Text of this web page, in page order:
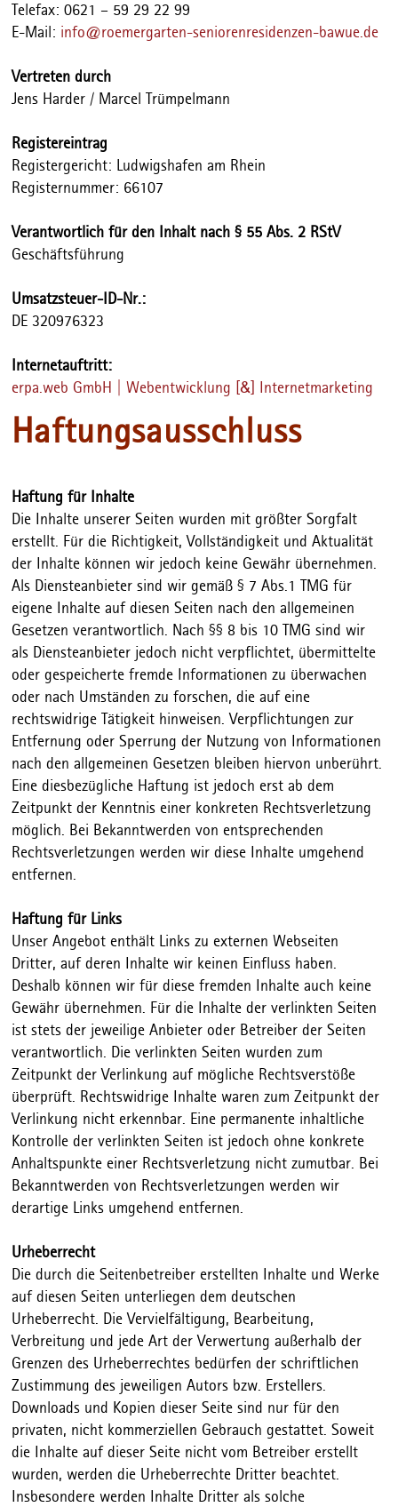
Telefax: 0621 – 59 29 22 99
E-Mail: info@roemergarten-seniorenresidenzen-bawue.de
Vertreten durch
Jens Harder / Marcel Trümpelmann
Registereintrag
Registergericht: Ludwigshafen am Rhein
Registernummer: 66107
Verantwortlich für den Inhalt nach § 55 Abs. 2 RStV
Geschäftsführung
Umsatzsteuer-ID-Nr.:
DE 320976323
Internetauftritt:
erpa.web GmbH | Webentwicklung [&] Internetmarketing
Haftungsausschluss
Haftung für Inhalte
Die Inhalte unserer Seiten wurden mit größter Sorgfalt
erstellt. Für die Richtigkeit, Vollständigkeit und Aktualität
der Inhalte können wir jedoch keine Gewähr übernehmen.
Als Diensteanbieter sind wir gemäß § 7 Abs.1 TMG für
eigene Inhalte auf diesen Seiten nach den allgemeinen
Gesetzen verantwortlich. Nach §§ 8 bis 10 TMG sind wir
als Diensteanbieter jedoch nicht verpflichtet, übermittelte
oder gespeicherte fremde Informationen zu überwachen
oder nach Umständen zu forschen, die auf eine
rechtswidrige Tätigkeit hinweisen. Verpflichtungen zur
Entfernung oder Sperrung der Nutzung von Informationen
nach den allgemeinen Gesetzen bleiben hiervon unberührt.
Eine diesbezügliche Haftung ist jedoch erst ab dem
Zeitpunkt der Kenntnis einer konkreten Rechtsverletzung
möglich. Bei Bekanntwerden von entsprechenden
Rechtsverletzungen werden wir diese Inhalte umgehend
entfernen.
Haftung für Links
Unser Angebot enthält Links zu externen Webseiten
Dritter, auf deren Inhalte wir keinen Einfluss haben.
Deshalb können wir für diese fremden Inhalte auch keine
Gewähr übernehmen. Für die Inhalte der verlinkten Seiten
ist stets der jeweilige Anbieter oder Betreiber der Seiten
verantwortlich. Die verlinkten Seiten wurden zum
Zeitpunkt der Verlinkung auf mögliche Rechtsverstöße
überprüft. Rechtswidrige Inhalte waren zum Zeitpunkt der
Verlinkung nicht erkennbar. Eine permanente inhaltliche
Kontrolle der verlinkten Seiten ist jedoch ohne konkrete
Anhaltspunkte einer Rechtsverletzung nicht zumutbar. Bei
Bekanntwerden von Rechtsverletzungen werden wir
derartige Links umgehend entfernen.
Urheberrecht
Die durch die Seitenbetreiber erstellten Inhalte und Werke
auf diesen Seiten unterliegen dem deutschen
Urheberrecht. Die Vervielfältigung, Bearbeitung,
Verbreitung und jede Art der Verwertung außerhalb der
Grenzen des Urheberrechtes bedürfen der schriftlichen
Zustimmung des jeweiligen Autors bzw. Erstellers.
Downloads und Kopien dieser Seite sind nur für den
privaten, nicht kommerziellen Gebrauch gestattet. Soweit
die Inhalte auf dieser Seite nicht vom Betreiber erstellt
wurden, werden die Urheberrechte Dritter beachtet.
Insbesondere werden Inhalte Dritter als solche